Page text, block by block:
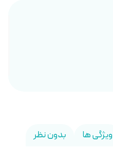
ویژگی ها بدون نظر